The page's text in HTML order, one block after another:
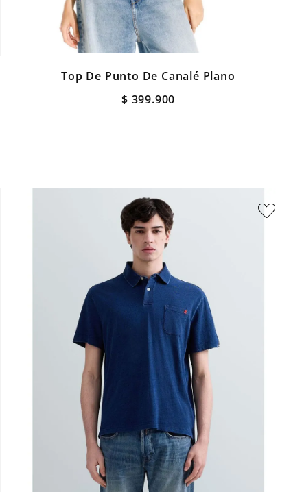
Top De Punto De Canalé Plano
$ 399.900